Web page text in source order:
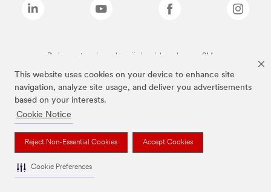
This website uses cookies on your device to enhance site
navigation, analyze site usage, and deliver you advertisements
based on your interests.
Cookie Notice
Reject Non-Essential Cookies Accept Cookies
Cookie Preferences
De bovenstaande merken zijn handelsmerken van 3M.we